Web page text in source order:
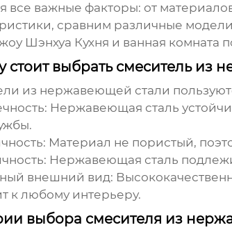
все важные факторы: от
сравним различные
Шэнхуа Кухня и ванная комната
стоит выбрать смеситель из
из нержавеющей стали
Нержавеющая сталь
Материал не пористый,
Нержавеющая сталь
внешний вид:
к любому интерьеру.
выбора смесителя из